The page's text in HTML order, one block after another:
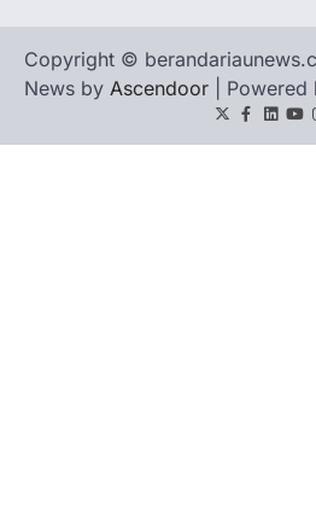
Copyright ©
News by Ascendoor | Powered